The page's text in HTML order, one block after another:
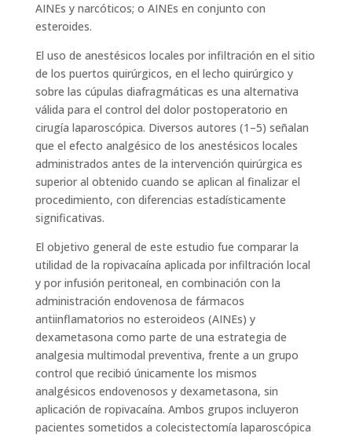
AINEs y narcóticos; o AINEs en conjunto con
esteroides.
El uso de anestésicos locales por infiltración en el sitio
de los puertos quirúrgicos, en el lecho quirúrgico y
sobre las cúpulas diafragmáticas es una alternativa
válida para el control del dolor postoperatorio en
cirugía laparoscópica. Diversos autores (1–5) señalan
que el efecto analgésico de los anestésicos locales
administrados antes de la intervención quirúrgica es
superior al obtenido cuando se aplican al finalizar el
procedimiento, con diferencias estadísticamente
significativas.
El objetivo general de este estudio fue comparar la
utilidad de la ropivacaína aplicada por infiltración local
y por infusión peritoneal, en combinación con la
administración endovenosa de fármacos
antiinflamatorios no esteroideos (AINEs) y
dexametasona como parte de una estrategia de
analgesia multimodal preventiva, frente a un grupo
control que recibió únicamente los mismos
analgésicos endovenosos y dexametasona, sin
aplicación de ropivacaína. Ambos grupos incluyeron
pacientes sometidos a colecistectomía laparoscópica